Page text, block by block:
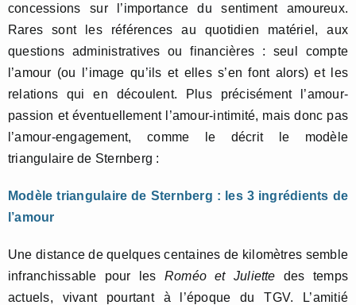
concessions sur l’importance du sentiment amoureux.
Rares sont les références au quotidien matériel, aux
questions administratives ou financières : seul compte
l’amour (ou l’image qu’ils et elles s’en font alors) et les
relations qui en découlent. Plus précisément l’amour-
passion et éventuellement l’amour-intimité, mais donc pas
l’amour-engagement, comme le décrit le modèle
triangulaire de Sternberg :
Modèle triangulaire de Sternberg : les 3 ingrédients de
l’amour
Une distance de quelques centaines de kilomètres semble
infranchissable pour les Roméo et Juliette des temps
actuels, vivant pourtant à l’époque du TGV. L’amitié